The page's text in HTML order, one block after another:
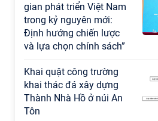
gian phát triển Việt Nam
trong kỷ nguyên mới:
Định hướng chiến lược
và lựa chọn chính sách”
Khai quật công trường
khai thác đá xây dựng
Thành Nhà Hồ ở núi An
Tôn